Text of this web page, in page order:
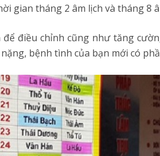
gian tháng 2 âm lịch và tháng 8
điều chỉnh cũng như tăng
bệnh tình của bạn mới có